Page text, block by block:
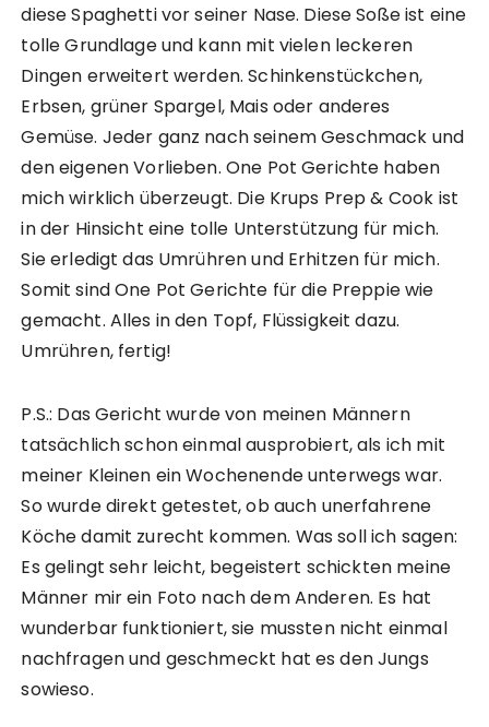
diese Spaghetti vor seiner Nase. Diese Soße ist eine
tolle Grundlage und kann mit vielen leckeren
Dingen erweitert werden. Schinkenstückchen,
Erbsen, grüner Spargel, Mais oder anderes
Gemüse. Jeder ganz nach seinem Geschmack und
den eigenen Vorlieben. One Pot Gerichte haben
mich wirklich überzeugt. Die Krups Prep & Cook ist
in der Hinsicht eine tolle Unterstützung für mich.
Sie erledigt das Umrühren und Erhitzen für mich.
Somit sind One Pot Gerichte für die Preppie wie
gemacht. Alles in den Topf, Flüssigkeit dazu.
Umrühren, fertig!
P.S.: Das Gericht wurde von meinen Männern
tatsächlich schon einmal ausprobiert, als ich mit
meiner Kleinen ein Wochenende unterwegs war.
So wurde direkt getestet, ob auch unerfahrene
Köche damit zurecht kommen. Was soll ich sagen:
Es gelingt sehr leicht, begeistert schickten meine
Männer mir ein Foto nach dem Anderen. Es hat
wunderbar funktioniert, sie mussten nicht einmal
nachfragen und geschmeckt hat es den Jungs
sowieso.